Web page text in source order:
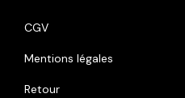
CGV
Mentions légales
Retour